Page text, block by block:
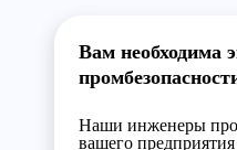
Вам необходима
Наши инженеры
вашего